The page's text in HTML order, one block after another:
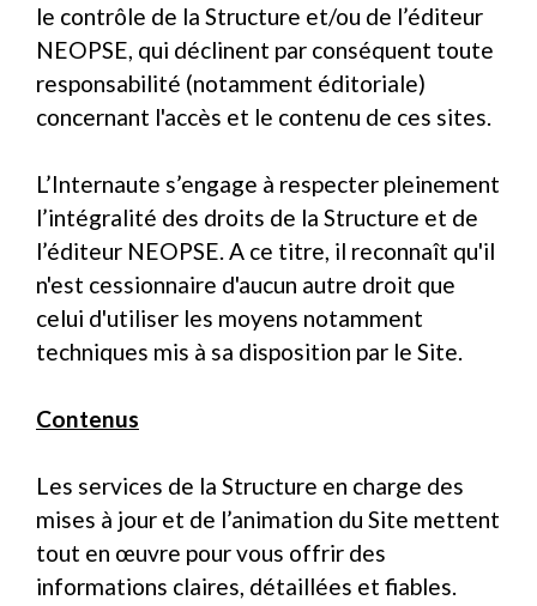
le contrôle de la Structure et/ou de l’éditeur
NEOPSE, qui déclinent par conséquent toute
responsabilité (notamment éditoriale)
concernant l'accès et le contenu de ces sites.
L’Internaute s’engage à respecter pleinement
l’intégralité des droits de la Structure et de
l’éditeur NEOPSE. A ce titre, il reconnaît qu'il
n'est cessionnaire d'aucun autre droit que
celui d'utiliser les moyens notamment
techniques mis à sa disposition par le Site.
Contenus
Les services de la Structure en charge des
mises à jour et de l’animation du Site mettent
tout en œuvre pour vous offrir des
informations claires, détaillées et fiables.